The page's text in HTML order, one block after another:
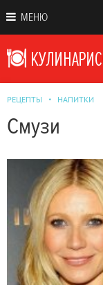
МЕНЮ
РЕЦЕПТЫ НАПИТКИ
Смузи